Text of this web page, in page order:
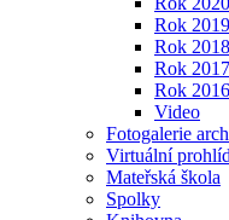
Rok 2019
Rok 2018
Rok 2017
Rok 2016
Video
Fotogalerie
Virtuální
Mateřská škola
Spolky